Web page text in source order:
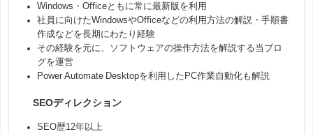
Windows・Officeともに常に最新版を利用
社員に向けたWindowsやOfficeなどの利用方法の解説・手順書
作成などを長期にわたり経験
その経験を元に、ソフトウェアの操作方法を解説する当ブロ
グを運営
Power Automate Desktopを利用したPC作業自動化も解説
SEOディレクション
SEO歴12年以上